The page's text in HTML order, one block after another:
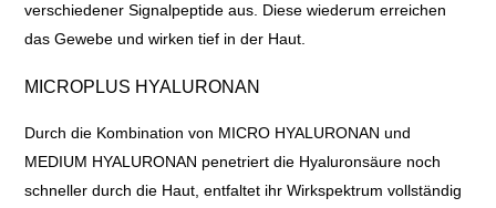
verschiedener Signalpeptide aus. Diese wiederum erreichen
das Gewebe und wirken tief in der Haut.
MICROPLUS HYALURONAN
Durch die Kombination von MICRO HYALURONAN und
MEDIUM HYALURONAN penetriert die Hyaluronsäure noch
schneller durch die Haut, entfaltet ihr Wirkspektrum vollständig